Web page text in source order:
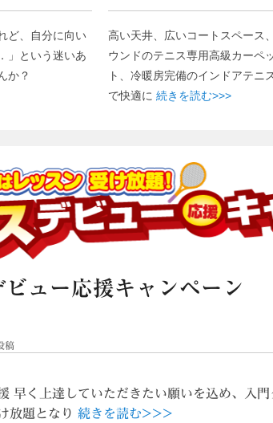
ど、自分に向い
」という迷いあ
か？
高い天井、広いコートスペース
ウンドのテニス専用高級カーペ
ト、冷暖房完備のインドアテニ
で快適に 続きを読む>>>
ビュー応援キャンペーン
稿
早く上達していただきたい願いを込め、入
放題となり 続きを読む>>>